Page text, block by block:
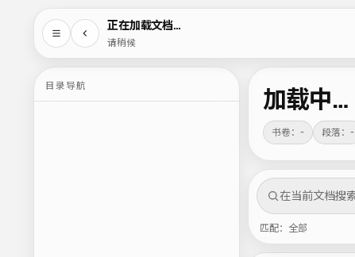
正在加载文档…
请稍候
目录导航 加载中…
书卷：- 段落：-
匹配：全部